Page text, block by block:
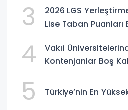
3
2026 LGS
Lise Taban Puanları
4
Vakıf
Kontenjanlar Boş
5 Türkiye’nin En